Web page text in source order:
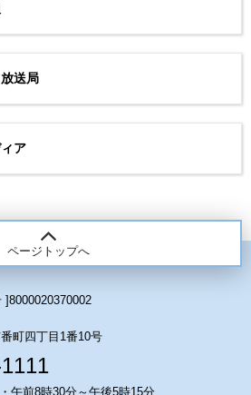
送局
ア
ページトップへ
]8000020370002
町四丁目1番10号
午前8時30分～午後5時15分